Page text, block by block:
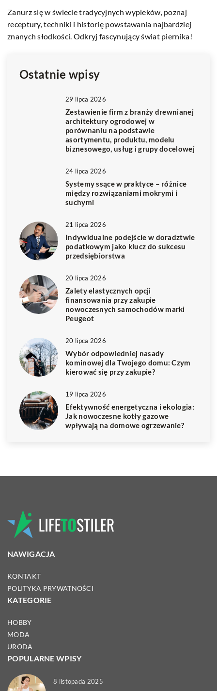
Zanurz się w świecie tradycyjnych wypieków, poznaj
receptury, techniki i historię powstawania najbardziej
znanych słodkości. Odkryj fascynujący świat piernika!
Ostatnie wpisy
29 lipca 2026
Zestawienie firm z branży drewnianej
architektury ogrodowej w
porównaniu na podstawie
asortymentu, produktu, modelu
biznesowego, usług i grupy docelowej
24 lipca 2026
Systemy ssące w praktyce – różnice
między rozwiązaniami mokrymi i
suchymi
21 lipca 2026
Indywidualne podejście w doradztwie
podatkowym jako klucz do sukcesu
przedsiębiorstwa
20 lipca 2026
Zalety elastycznych opcji
finansowania przy zakupie
nowoczesnych samochodów marki
Peugeot
20 lipca 2026
Wybór odpowiedniej nasady
kominowej dla Twojego domu: Czym
kierować się przy zakupie?
19 lipca 2026
Efektywność energetyczna i ekologia:
Jak nowoczesne kotły gazowe
wpływają na domowe ogrzewanie?
NAWIGACJA
KONTAKT
POLITYKA PRYWATNOŚCI
KATEGORIE
HOBBY
MODA
URODA
POPULARNE WPISY
8 listopada 2025